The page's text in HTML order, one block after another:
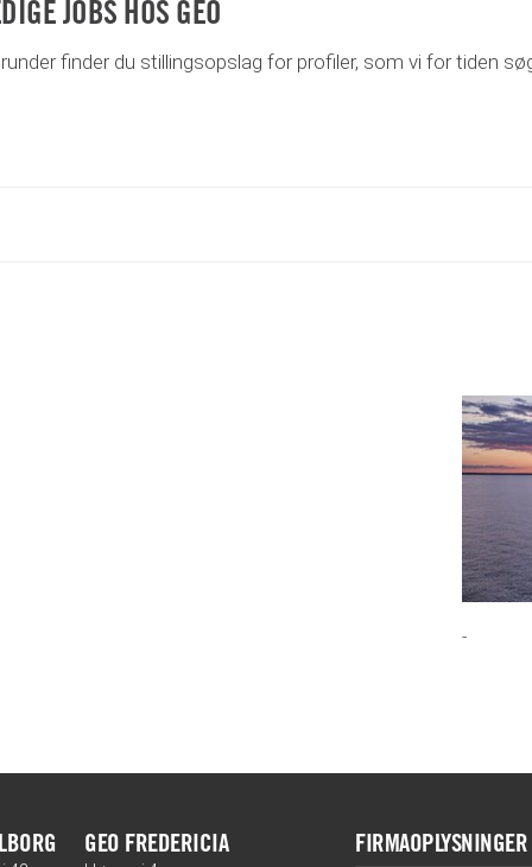
JOBS HOS GEO
finder du stillingsopslag for profiler, som vi for tiden
-
GEO FREDERICIA FIRMAOPLYSNINGER